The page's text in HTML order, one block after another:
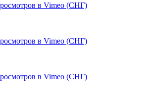
в Vimeo (СНГ)
в Vimeo (СНГ)
в Vimeo (СНГ)